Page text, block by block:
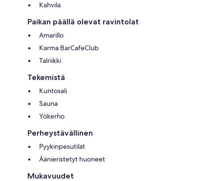
Kahvila
Paikan päällä olevat ravintolat
Amarillo
Karma BarCafeClub
Talriikki
Tekemistä
Kuntosali
Sauna
Yökerho
Perheystävällinen
Pyykinpesutilat
Äänieristetyt huoneet
Mukavuudet